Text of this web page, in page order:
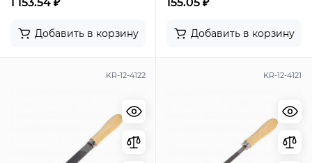
Добавить в корзину Добавить в корзину
KR-12-4122 KR-12-4121